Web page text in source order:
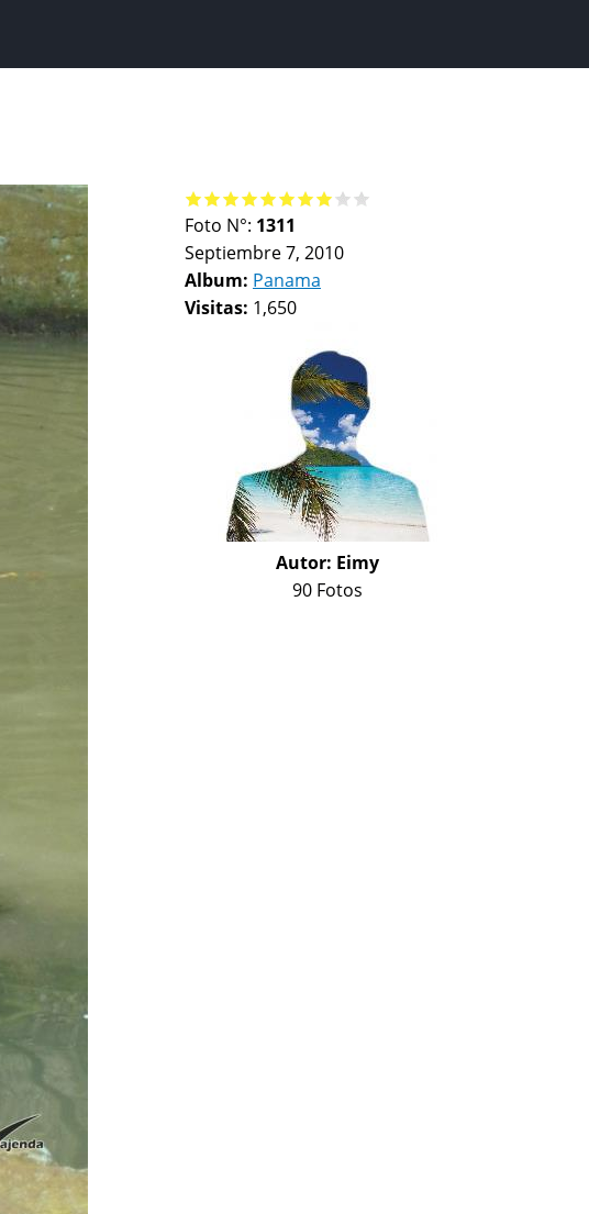
Foto N°: 1311
Septiembre 7, 2010
Album: Panama
Visitas: 1,650
Autor: Eimy
90 Fotos